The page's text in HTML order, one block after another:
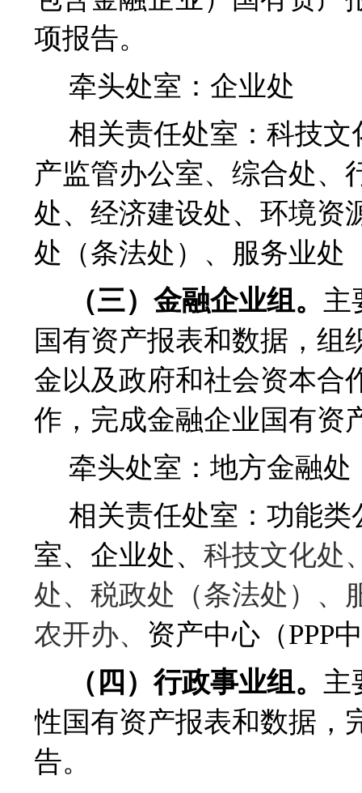
项报告。
牵头处室：企业处
相关责任处室：科技
产监管办公室、综合处、
处、经济建设处、环境资
处（条法处）、服务业处
（三）金融企业组。 主
国有资产报表和数据，组
金以及政府和社会资本合
作，完成金融企业国有资
牵头处室：地方金融处
相关责任处室：功能
室、企业处、科技文化处
处、税政处（条法处）、
农开办、 资产中心（PPP
（四）行政事业组。 主
性国有资产报表和数据，
告。